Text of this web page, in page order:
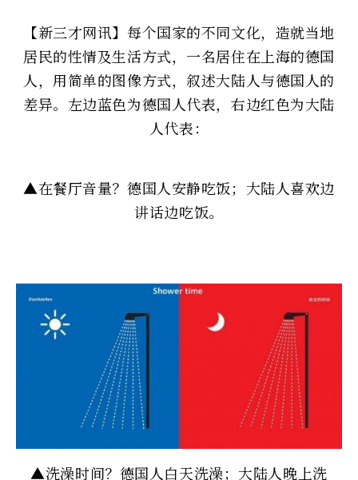
【新三才网讯】每个国家的不同文化，造就当地
居民的性情及生活方式，一名居住在上海的德国
人，用简单的图像方式，叙述大陆人与德国人的
差异。左边蓝色为德国人代表，右边红色为大陆
人代表：
▲在餐厅音量？德国人安静吃饭；大陆人喜欢边
讲话边吃饭。
▲洗澡时间？德国人白天洗澡；大陆人晚上洗